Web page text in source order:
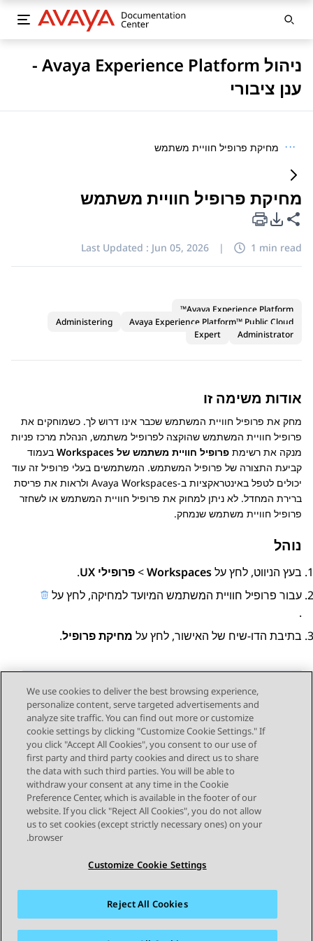
ניהול Avaya Experience Platform -
ענן ציבורי
··· מחיקת פרופיל חוויית משתמש
מחיקת פרופיל חוויית משתמש
Share this page
PDF Export Options
Last Updated : Jun 05, 2026 | 1 min read
Avaya Experience Platform™
Avaya Experience Platform™ Public Cloud
Administering
Administrator
Expert
אודות משימה זו
מחק את פרופיל חוויית המשתמש שכבר אינו דרוש לך. כשמוחקים את
פרופיל חוויית המשתמש שהוקצה לפרופיל משתמש, הנהלת מרכז פניות
מנקה את רשימת פרופיל חוויית משתמש של Workspaces
בעמוד
קביעת התצורה של פרופיל המשתמש. המשתמשים בעלי פרופיל זה עוד
יכולים לטפל באינטראקציות ב-Avaya Workspaces ולראות את פריסת
ברירת המחדל. לא ניתן למחוק את פרופיל חוויית המשתמש או לשחזר
פרופיל חוויית משתמש שנמחק.
נוהל
בעץ הניווט, לחץ עלWorkspaces
>פרופילי UX
.
עבור פרופיל חוויית המשתמש המיועד למחיקה, לחץ על
.
בתיבת הדו-שיח של האישור, לחץ על מחיקת פרופיל.
Send Feedback
Topic navigation
Previous Topic
Next Topic
STAY CONNECTED
מפת האתר תנאי שימוש
פרטיות
סימנים מסחריים
We use cookies to deliver the best browsing experience,
personalize content, serve targeted advertisements and
analyze site traffic. You can find out more or customize
cookie settings by clicking "Customize Cookie Settings." If
you click "Accept All Cookies", you consent to our use of
first party and third party cookies and direct us to share
the data with such third parties. You will be able to
withdraw your consent at any time in the Cookie
Preference Center, which is available in the footer of our
website. If you click "Reject All Cookies", you do not allow
us to set cookies (except strictly necessary ones) on your
browser.
Customize Cookie Settings
Reject All Cookies